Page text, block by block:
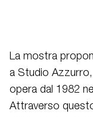
La mostra
a Studio
opera dal 1982
Attraverso